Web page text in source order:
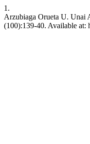
1.
Arzubiaga Orueta U. Unai
(100):139-40. Available at: